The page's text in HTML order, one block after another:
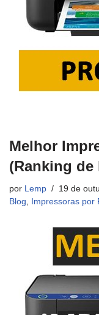
Melhor
(Ranking de
por Lemp
19 de
Blog, Impressoras por